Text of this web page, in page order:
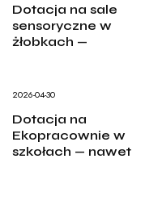
Dotacja na sale
sensoryczne w
żłobkach —
2026-04-30
Dotacja na
Ekopracownie w
szkołach — nawet